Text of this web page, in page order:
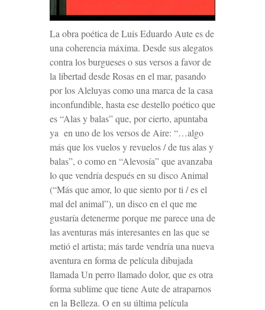
La obra poética de Luis Eduardo Aute es de
una coherencia máxima. Desde sus alegatos
contra los burgueses o sus versos a favor de
la libertad desdeRosas en el mar, pasando
por losAleluyascomo una marca de la casa
inconfundible, hasta ese destello poético que
es “Alas y balas” que, por cierto, apuntaba
ya en uno de los versos deAire: “…algo
más que los vuelos y revuelos / de tus alas y
balas”, o como en “Alevosía” que avanzaba
lo que vendría después en su discoAnimal
(“Más que amor, lo que siento por ti / es el
mal del animal”), un disco en el que me
gustaría detenerme porque me parece una de
las aventuras más interesantes en las que se
metió el artista; más tarde vendría una nueva
aventura en forma de película dibujada
llamadaUn perro llamado dolor, que es otra
forma sublime que tiene Aute de atraparnos
en la Belleza. O en su última película